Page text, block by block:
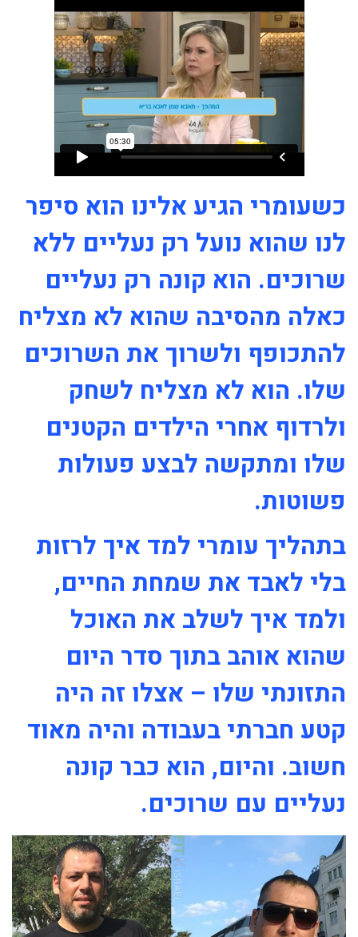
כשעומרי הגיע אלינו הוא סיפר
לנו שהוא נועל רק נעליים ללא
שרוכים. הוא קונה רק נעליים
כאלה מהסיבה שהוא לא מצליח
להתכופף ולשרוך את השרוכים
שלו. הוא לא מצליח לשחק
ולרדוף אחרי הילדים הקטנים
שלו ומתקשה לבצע פעולות
פשוטות.
בתהליך עומרי למד איך לרזות
בלי לאבד את שמחת החיים,
ולמד איך לשלב את האוכל
שהוא אוהב בתוך סדר היום
התזונתי שלו – אצלו זה היה
קטע חברתי בעבודה והיה מאוד
חשוב. והיום, הוא כבר קונה
נעליים עם שרוכים.